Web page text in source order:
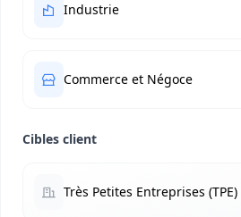
Industrie
Commerce et Négoce
Cibles client
Très Petites Entreprises (TPE)